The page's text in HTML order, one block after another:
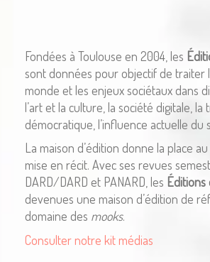
Fondées à Toulouse en 2004, les
sont données pour objectif de traiter
monde et les enjeux sociétaux dans
l’art et la culture, la société digitale,
démocratique, l’influence actuelle du
La maison d’édition donne la place
mise en récit. Avec ses revues
DARD/DARD et PANARD, les Éditions
devenues une maison d’édition de
domaine des mooks.
Consulter notre kit médias